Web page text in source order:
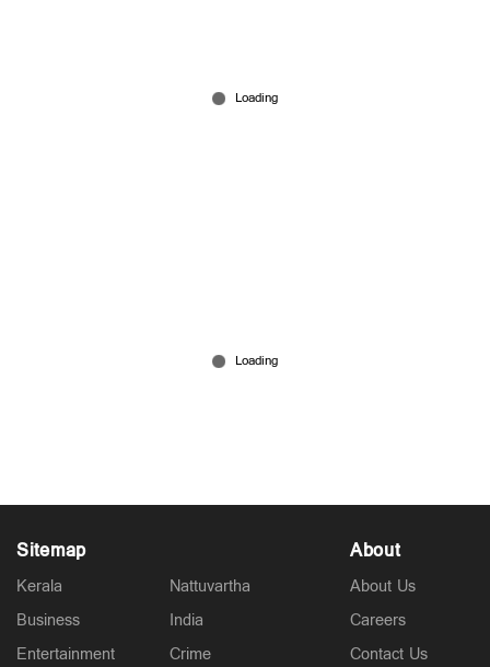
Sitemap
Kerala
Business
Entertainment
Nattuvartha
India
Crime
About
About Us
Careers
Contact Us